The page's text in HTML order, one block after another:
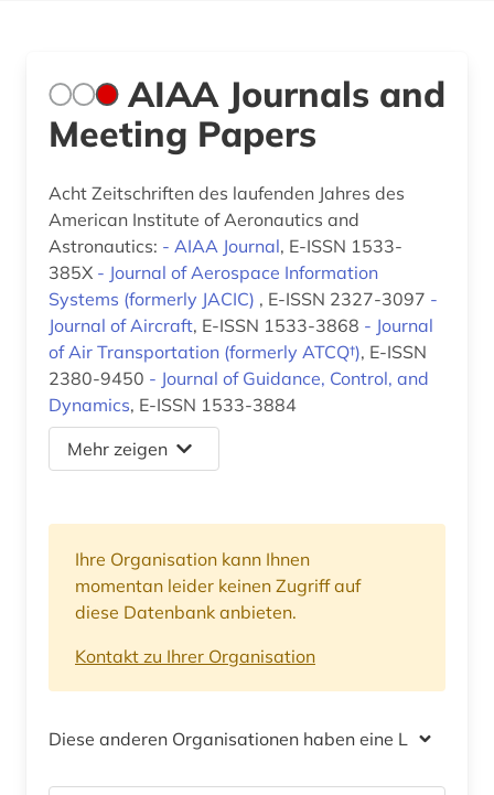
AIAA Journals and
Meeting Papers
Acht Zeitschriften des laufenden Jahres des
American Institute of Aeronautics and
Astronautics: - AIAA Journal, E-ISSN 1533-
385X - Journal of Aerospace Information
Systems (formerly JACIC) , E-ISSN 2327-3097 -
Journal of Aircraft, E-ISSN 1533-3868 - Journal
of Air Transportation (formerly ATCQ†), E-ISSN
2380-9450 - Journal of Guidance, Control, and
Dynamics, E-ISSN 1533-3884
Mehr zeigen
Ihre Organisation kann Ihnen
momentan leider keinen Zugriff auf
diese Datenbank anbieten.
Kontakt zu Ihrer Organisation
Diese anderen Organisationen haben eine Lizenz